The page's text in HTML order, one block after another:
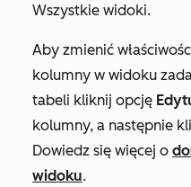
Wszystkie widoki.
Aby zmienić
kolumny w widoku
tabeli kliknij opcję
kolumny, a następnie
Dowiedz się więcej o
widoku.